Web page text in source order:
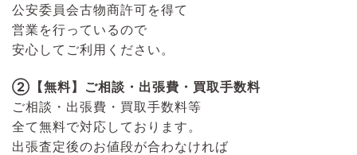
公安委員会古物商許可を得て
営業を行っているので
安心してご利用ください。
②【無料】ご相談・出張費・買取手数料
ご相談・出張費・買取手数料等
全て無料で対応しております。
出張査定後のお値段が合わなければ